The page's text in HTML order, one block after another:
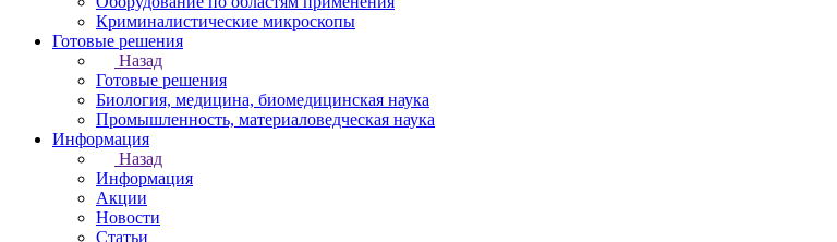
Криминалистические микроскопы
Готовые решения
Назад
Готовые решения
Биология, медицина, биомедицинская наука
Промышленность, материаловедческая наука
Информация
Назад
Информация
Акции
Новости
Статьи